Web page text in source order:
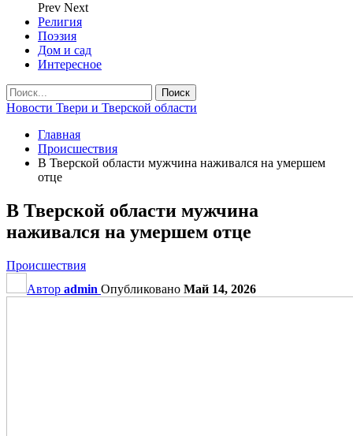
Prev Next
Религия
Поэзия
Дом и сад
Интересное
Новости Твери и Тверской области
Главная
Происшествия
В Тверской области мужчина наживался на умершем
отце
В Тверской области мужчина
наживался на умершем отце
Происшествия
Автор admin Опубликовано Май 14, 2026